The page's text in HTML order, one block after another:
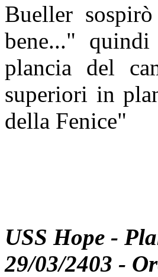
Bueller
bene..."
plancia del
superiori in
della Fenice"
USS Hope -
29/03/2403 -